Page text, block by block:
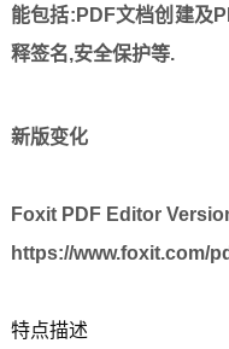
能包括:PDF文档创建及
释签名,安全保护等.
新版变化
Foxit PDF Editor
https://www.foxit.com/
特点描述